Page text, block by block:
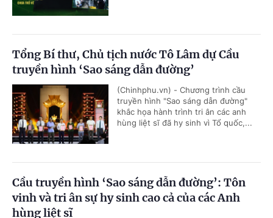
Tổng Bí thư, Chủ tịch nước Tô Lâm dự Cầu
truyền hình ‘Sao sáng dẫn đường’
(Chinhphu.vn) - Chương trình cầu
truyền hình "Sao sáng dẫn đường"
khắc họa hành trình tri ân các anh
hùng liệt sĩ đã hy sinh vì Tổ quốc,...
Cầu truyền hình ‘Sao sáng dẫn đường’: Tôn
vinh và tri ân sự hy sinh cao cả của các Anh
hùng liệt sĩ